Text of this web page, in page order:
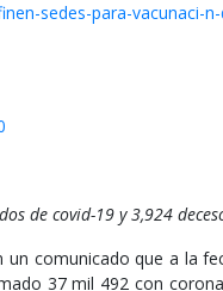
sedes-para-vacunaci-
de covid-19 y 3,924
comunicado que a la
37 mil 492 con